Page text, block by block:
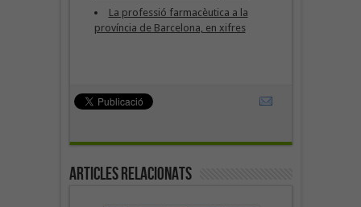
La professió farmacèutica a la
província de Barcelona, en xifres
Articles Relacionats